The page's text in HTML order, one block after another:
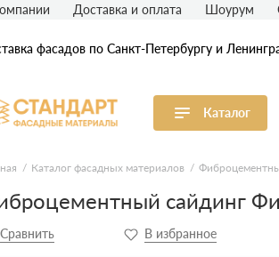
фасадов по Санкт-Петербургу и
Каталог
Виниловый сайдинг
Акриловый сайдинг
Доставка и оплата Шоурум
Каталог фасадных материалов
сайдинг